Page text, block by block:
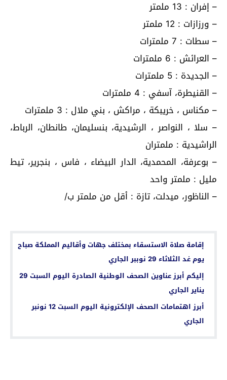
– إفران : 13 ملمتر
– ورزازات : 12 ملمتر
– سطات : 7 ملمترات
– العرائش : 6 ملمترات
– الجديدة : 5 ملمترات
– القنيطرة، آسفي : 4 ملمترات
– مكناس ، خريبكة ، مراكش ، بني ملال : 3 ملمترات
– سلا ، النواصر ، الرشيدية، بنسليمان، طانطان، الرباط،
الراشيدية : ملمتران
– بوعرفة، المحمدية، الدار البيضاء ، فاس ، بنجرير، تيط
مليل : ملمتر واحد
– الناظور، ميدلت، تازة : أقل من ملمتر ب/
إقامة صلاة الاستسقاء بمختلف جهات وأقاليم المملكة صباح
يوم غد الثلاثاء 29 نوببر الجاري
إليكم أبرز عناوين الصحف الوطنية الصادرة اليوم السبت 29
يناير الجاري
أبرز اهتمامات الصحف الإلكترونية اليوم السبت 12 نونبر
الجاري